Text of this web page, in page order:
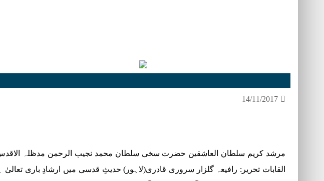
14/11/2017
مرشد کریم سلطان العاشقین حضرت سخی سلطان محمد نجیب الرحمن مدظلہ
القابات تحریر: رافیعہ گلزار سروری قادری(لاہور) حدیثِ قدسی میں ارشادِ باری